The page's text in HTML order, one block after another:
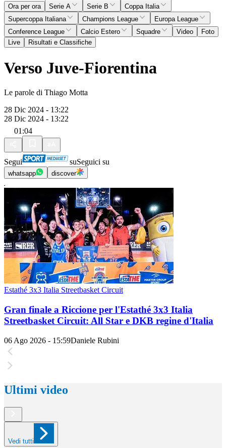
Ora per ora Serie A Serie B
Coppa Italia
Supercoppa Italiana
Champions League
Europa League
Conference League
Calcio Estero Squadre Video
Foto
Live
Risultati e Classifiche
Verso Juve-Fiorentina
Le parole di Thiago Motta
28 Dic 2024 - 13:22
28 Dic 2024 - 13:22
01:04
Segui suSeguici su
whatsapp discover
Estathé 3x3 Italia Streetbasket Circuit
Gran finale a Riccione per l'Estathé 3x3 Italia
Streetbasket Circuit: All Star e DKB regine d'Italia
06 Ago 2026 - 15:59Daniele Rubini
Ultimi video
Vedi tutti